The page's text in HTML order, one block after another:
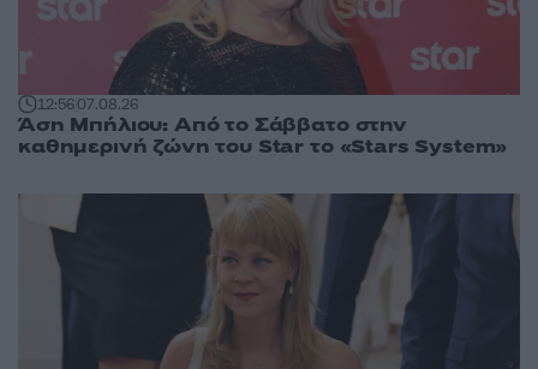
12:5607.08.26
Άση Μπήλιου: Από το Σάββατο στην
καθημερινή ζώνη του Star το «Stars System»